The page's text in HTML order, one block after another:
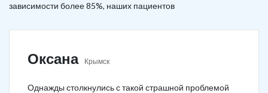
зависимости более 85%, наших пациентов
Оксана Крымск
Однажды столкнулись с такой страшной проблемой